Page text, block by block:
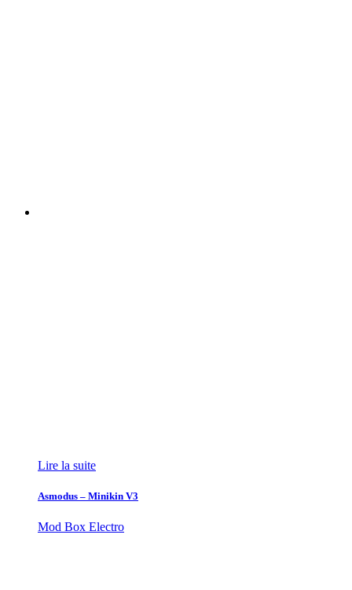
Lire la suite
Asmodus – Minikin V3
Mod Box Electro